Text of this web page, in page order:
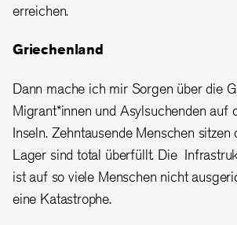
erreichen.
Griechenland
Dann mache ich mir Sorgen über die
Migrant*innen und Asylsuchenden auf
Inseln. Zehntausende Menschen sitzen
Lager sind total überfüllt. Die
ist auf so viele Menschen nicht
eine Katastrophe.